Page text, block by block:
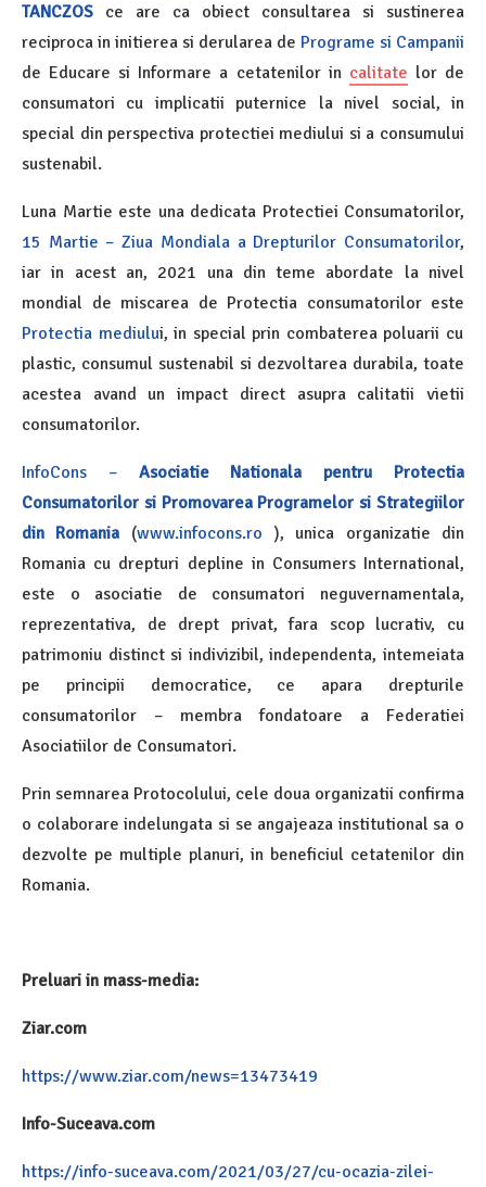
TANCZOS ce are ca obiect consultarea si sustinerea
reciproca in initierea si derularea de Programe si Campanii
de Educare si Informare a cetatenilor in calitate lor de
consumatori cu implicatii puternice la nivel social, in
special din perspectiva protectiei mediului si a consumului
sustenabil.
Luna Martie este una dedicata Protectiei Consumatorilor,
15 Martie – Ziua Mondiala a Drepturilor Consumatorilor,
iar in acest an, 2021 una din teme abordate la nivel
mondial de miscarea de Protectia consumatorilor este
Protectia mediului, in special prin combaterea poluarii cu
plastic, consumul sustenabil si dezvoltarea durabila, toate
acestea avand un impact direct asupra calitatii vietii
consumatorilor.
InfoCons –
Asociatie Nationala pentru Protectia
Consumatorilor si Promovarea Programelor si Strategiilor
din Romania (www.infocons.ro ), unica organizatie din
Romania cu drepturi depline in Consumers International,
este o asociatie de consumatori neguvernamentala,
reprezentativa, de drept privat, fara scop lucrativ, cu
patrimoniu distinct si indivizibil, independenta, intemeiata
pe principii democratice, ce apara drepturile
consumatorilor – membra fondatoare a Federatiei
Asociatiilor de Consumatori.
Prin semnarea Protocolului, cele doua organizatii confirma
o colaborare indelungata si se angajeaza institutional sa o
dezvolte pe multiple planuri, in beneficiul cetatenilor din
Romania.
Preluari in mass-media:
Ziar.com
https://www.ziar.com/news=13473419
Info-Suceava.com
https://info-suceava.com/2021/03/27/cu-ocazia-zilei-